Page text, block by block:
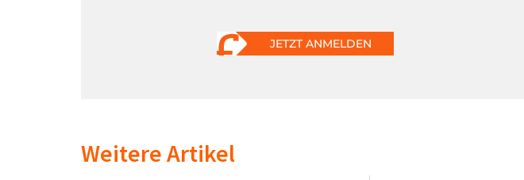
JETZT ANMELDEN
Weitere Artikel